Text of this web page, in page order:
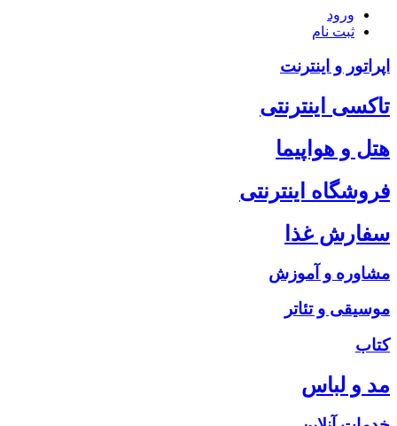
ورود
ثبت نام
اپراتور و اینترنت
تاکسی اینترنتی
هتل و هواپیما
فروشگاه اینترنتی
سفارش غذا
مشاوره و آموزش
موسیقی و تئاتر
کتاب
مد و لباس